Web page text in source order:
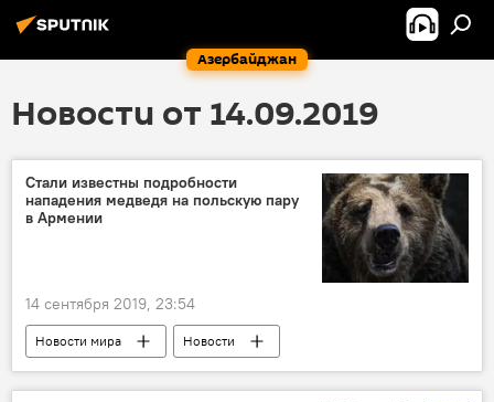
Азербайджан
Новости от 14.09.2019
Стали известны подробности
нападения медведя на польскую пару
в Армении
14 сентября 2019, 23:54
Новости мира Новости